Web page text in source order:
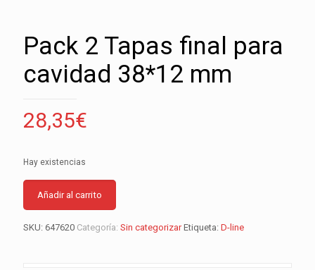
Pack 2 Tapas final para
cavidad 38*12 mm
28,35€
Hay existencias
Añadir al carrito
SKU: 647620 Categoría: Sin categorizar Etiqueta: D-line